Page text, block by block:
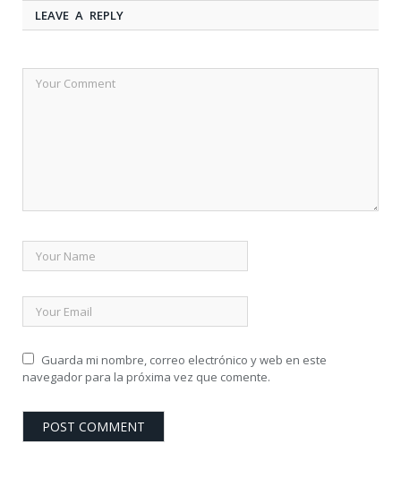
LEAVE A REPLY
Guarda mi nombre, correo electrónico y web en este
navegador para la próxima vez que comente.